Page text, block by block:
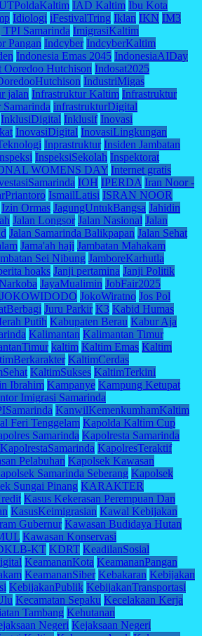
IAD Kaltim Ibu Kota
Idiologi iFestivalTring Iklan IKN IM3
Samarinda ImigrasiKaltim
Pangan Indcyber IndcyberKaltim
Indonesia Emas 2045 IndonesiaAIDay
Ooredoo Hutchison Indosat2025
IndustriMigas
jalan Infrastruktur Kaltim Infrastruktur
infrastrukturDigital
InklusiDigital Inklusif Inovasi
InovasiDigital InovasiLingkungan
Inprastruktur Insiden Jambatan
InspeksiSekolah Inspektorat
WOMENS DAY Internet gratis
IOH IPERDA Iran Noor -
IsmailLatisi ISRAN NOOR
Izin Ormas JagungUntukBangsa Jahidin
Jalan Longsor Jalan Nasional Jalan
Jalan Samarinda Balikpapan Jalan Sehat
Jama'ah haji Jambatan Mahakam
Sei Nibung JamboreKarhutla
hoaks Janji pertamina Janji Politik
JayaMualimin JobFair2025
JOKOWIDODO JokoWiratno Jos Pol
Juru Parkir K3 Kabid Humas
Putih Kabupaten Berau Kabur Aja
Kalimantan Kalimantan Timur
kaltim Kaltim Emas Kaltim
KaltimCerdas
KaltimSukses KaltimTerkini
Ibrahim Kampanye Kampung Ketupat
Imigrasi Samarinda
KanwilKemenkumhamKaltim
Feri Tenggelam Kapolda Kaltim Cup
Samarinda Kapolresta Samarinda
KapolrestaSamarinda KapolresTeraktif
Pelabuhan Kapolsek Kawasan
Samarinda Seberang Kapolsek
Sungai Pinang KARAKTER
Kasus Kekerasan Perempuan Dan
KasusKeimigrasian Kawal Kebijakan
Gubernur Kawasan Budidaya Hutan
Kawasan Konservasi
KT KDRT KeadilanSosial
KeamananKota KeamananPangan
KeamananSiber Kebakaran Kebijakan
KebijakanPublik KebijakanTransportasi
Kecamatan Sepaku Kecelakaan Kerja
Tambang Kehutanan
Negeri Kejaksaan Negeri